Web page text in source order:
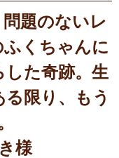
くちゃんに
した奇跡。生
限り、もう
様